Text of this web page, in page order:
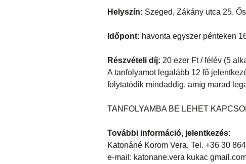
Helyszín: Szeged, Zákány utca 25.
Időpont: havonta egyszer pénteken
Részvételi díj: 20 ezer Ft / félév (5
A tanfolyamot legalább 12 fő
folytatódik mindaddig, amíg marad
TANFOLYAMBA BE LEHET
További információ, jelentkezés:
Katonáné Korom Vera, Tel. +36 30
e-mail: katonane.vera kukac